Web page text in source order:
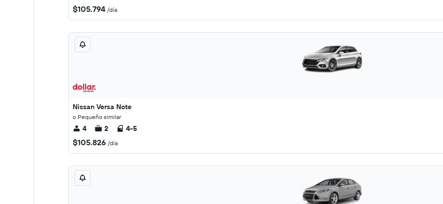
$105.794 /día
Nissan Versa Note
o Pequeño similar
4 2 4-5
$105.826 /día